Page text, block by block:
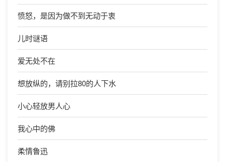
愤怒，是因为做不到无动于衷
儿时谜语
爱无处不在
想放纵的，请别拉80的人下水
小心轻放男人心
我心中的佛
柔情鲁迅